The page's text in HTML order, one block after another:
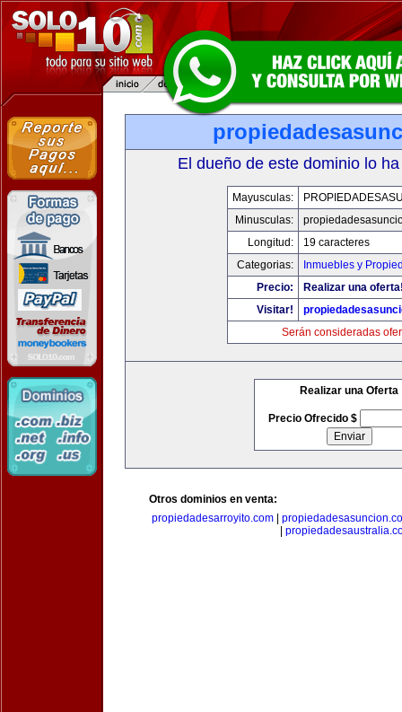
El dueño de este dominio lo
Mayusculas:
Minusculas:
Longitud:
19 caracteres
Categorias:
Inmuebles y
Precio:
Realizar una
Visitar!
Serán consideradas
Realizar una Oferta
Precio Ofrecido $
Otros dominios en venta:
propiedadesarroyito.com|